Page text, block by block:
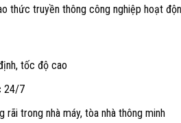
thức truyền thông công nghiệp hoạt
tốc độ cao
24/7
trong nhà máy, tòa nhà thông minh